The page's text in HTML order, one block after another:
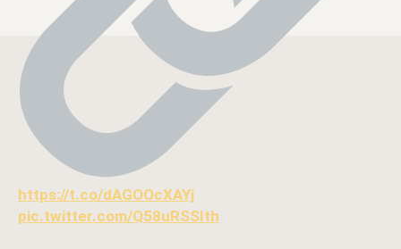
https://t.co/dAGOOcXAYj
pic.twitter.com/Q58uRSSIth